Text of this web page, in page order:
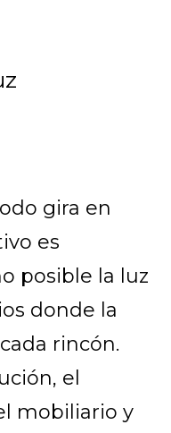
gira en
es
posible la luz
donde la
rincón.
el
mobiliario y